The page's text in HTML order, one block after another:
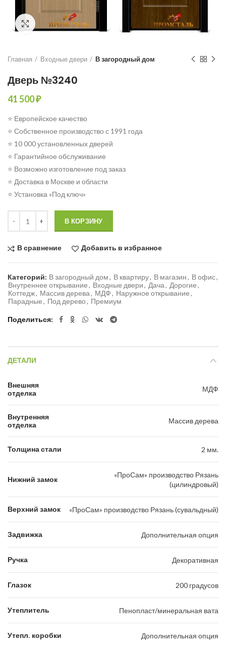
Click to enlarge
Главная Входные двери В загородный дом
Дверь №3240
41 500₽
⭐ Европейское качество
⭐ Собственное производство с 1991 года
⭐ 10 000 установленных дверей
⭐ Гарантийное обслуживание
⭐ Возможно изготовление под заказ
⭐ Доставка в Москве и области
⭐ Установка «Под ключ»
В КОРЗИНУ
В сравнение Добавить в избранное
Категорий: В загородный дом, В квартиру, В магазин, В офис,
Внутреннее открывание, Входные двери, Дача, Дорогие,
Коттедж, Массив дерева, МДФ, Наружное открывание,
Парадные, Под дерево, Премиум
Поделиться
ДЕТАЛИ
Внешняя
отделка
МДФ
Внутренняя
отделка
Массив дерева
Толщина стали 2 мм.
Нижний замок
«ПроСам» производство Рязань
(цилиндровый)
Верхний замок «ПроСам» производство Рязань (сувальдный)
Задвижка Дополнительная опция
Ручка Декоративная
Глазок 200 градусов
Утеплитель Пенопласт/минеральная вата
Утепл. коробки Дополнительная опция